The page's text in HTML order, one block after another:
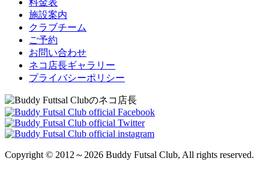
施設案内
クラブチーム
ご予約
お問い合わせ
ネコ店長ギャラリー
プライバシーポリシー
Copyright © 2012～2026 Buddy Futsal Club, All rights reserved.